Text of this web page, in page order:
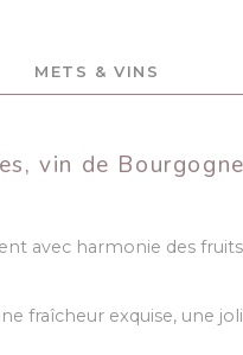
METS & VINS
vin de Bourgogne
avec harmonie des
fraîcheur exquise, une